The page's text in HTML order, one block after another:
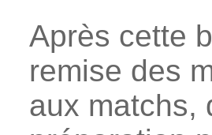
Après cette
remise des
aux matchs,